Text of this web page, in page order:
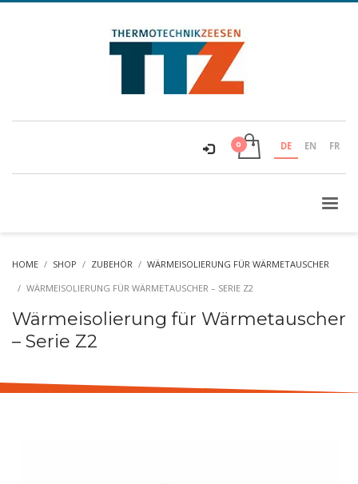
DE EN FR
HOME SHOP ZUBEHÖR
WÄRMEISOLIERUNG FÜR WÄRMETAUSCHER
WÄRMEISOLIERUNG FÜR WÄRMETAUSCHER – SERIE Z2
Wärmeisolierung für Wärmetauscher
– Serie Z2